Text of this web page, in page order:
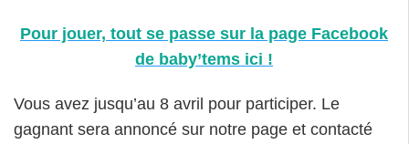
Pour jouer, tout se passe sur la page Facebook
de baby’tems ici !
Vous avez jusqu’au 8 avril pour participer. Le
gagnant sera annoncé sur notre page et contacté